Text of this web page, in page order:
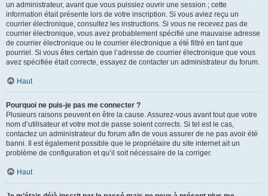
un administrateur, avant que vous puissiez ouvrir une session ; cette
information était présente lors de votre inscription. Si vous aviez reçu un
courrier électronique, consultez les instructions. Si vous ne recevez pas de
courrier électronique, vous avez probablement spécifié une mauvaise adresse
de courrier électronique ou le courrier électronique a été filtré en tant que
pourriel. Si vous êtes certain que l’adresse de courrier électronique que vous
avez spécifiée était correcte, essayez de contacter un administrateur du forum.
Haut
Pourquoi ne puis-je pas me connecter ?
Plusieurs raisons peuvent en être la cause. Assurez-vous avant tout que votre
nom d’utilisateur et votre mot de passe soient corrects. Si tel est le cas,
contactez un administrateur du forum afin de vous assurer de ne pas avoir été
banni. Il est également possible que le propriétaire du site internet ait un
problème de configuration et qu’il soit nécessaire de la corriger.
Haut